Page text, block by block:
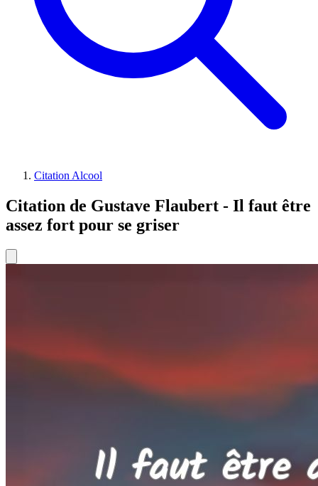
Citation Alcool
Citation de Gustave Flaubert - Il faut être
assez fort pour se griser